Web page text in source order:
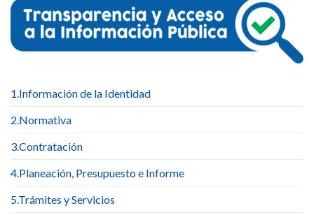
1.Información de la Identidad
2.Normativa
3.Contratación
4.Planeación, Presupuesto e Informe
5.Trámites y Servicios